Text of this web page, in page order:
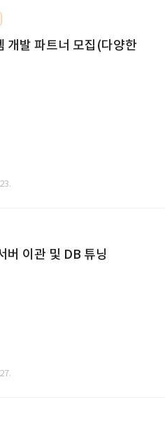
개발 파트너 모집(다양한
버 이관 및 DB 튜닝